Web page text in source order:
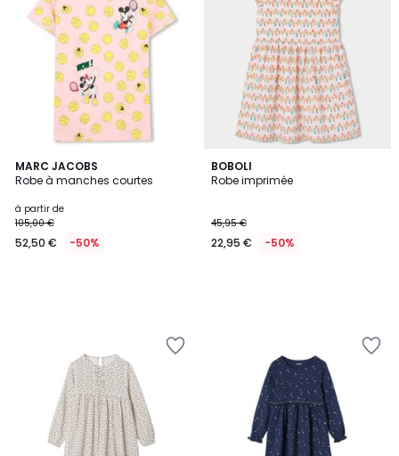
MARC JACOBS
Robe à manches courtes
à partir de
105,00 €
52,50 € -50%
BOBOLI
Robe imprimée
45,95 €
22,95 € -50%